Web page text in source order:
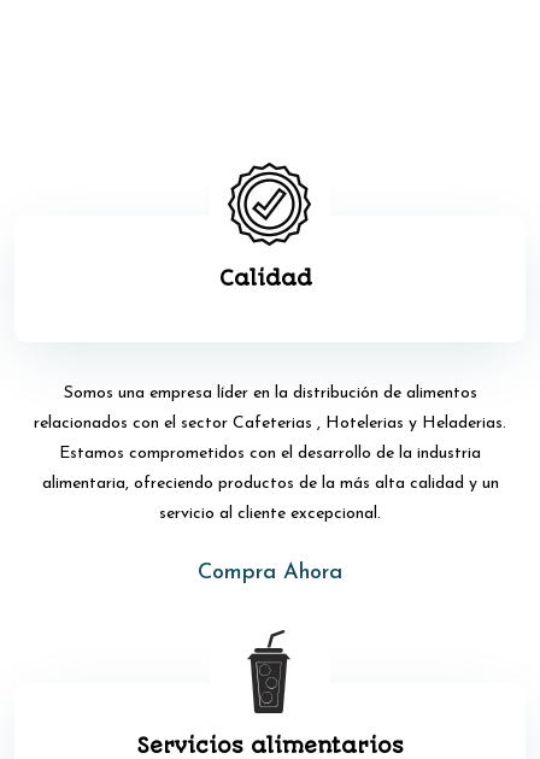
Calidad
Somos una empresa líder en la distribución de alimentos
relacionados con el sector Cafeterias , Hotelerias y Heladerias.
Estamos comprometidos con el desarrollo de la industria
alimentaria, ofreciendo productos de la más alta calidad y un
servicio al cliente excepcional.
Compra Ahora
Servicios alimentarios